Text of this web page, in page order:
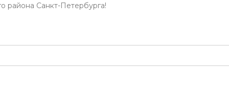
района Санкт-Петербурга!